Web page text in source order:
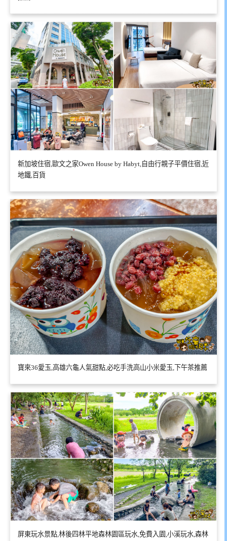
新加坡住宿,歐文之家Owen House by Habyt,自由行親子平價住宿,近
地鐵,百貨
寶來36愛玉,高雄六龜人氣甜點,必吃手洗高山小米愛玉,下午茶推薦
屏東玩水景點,林後四林平地森林園區玩水,免費入園,小溪玩水,森林